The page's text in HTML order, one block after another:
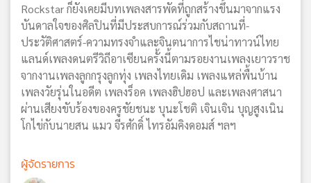
Rockstar ก็ยังเคยมีบทเพลงสารพัดที่ถูกสร้างขึ้นมาจากแรง
บันดาลใจของศิลปินที่มีประสบการณ์ร่วมกับสถานที่-
ประวัติศาสตร์-ความทรงจำและจินตนาการไชน่าทาวน์ไทย
แลนด์เพลงดนตรีวิถีอาเซียนครั้งนี้ตามรอยงานเพลงเยาวราช
จากงานเพลงลูกกรุงลูกทุ่ง เพลงไทยเดิม เพลงแหล่พื้นบ้าน
เพลงวัยรุ่นในอดีต เพลงร็อค เพลงฮิปฮอป และเพลงศาสนา
ผ่านเสียงขับร้องของครูชัยชนะ บุนะโชติ เจินเจิน บุญสูงเนิน
โกไข่กับนายสน แมว จีรศักดิ์ ไทรอัมคิงดอมส์ ฯลฯ
ผู้จัดรายการ